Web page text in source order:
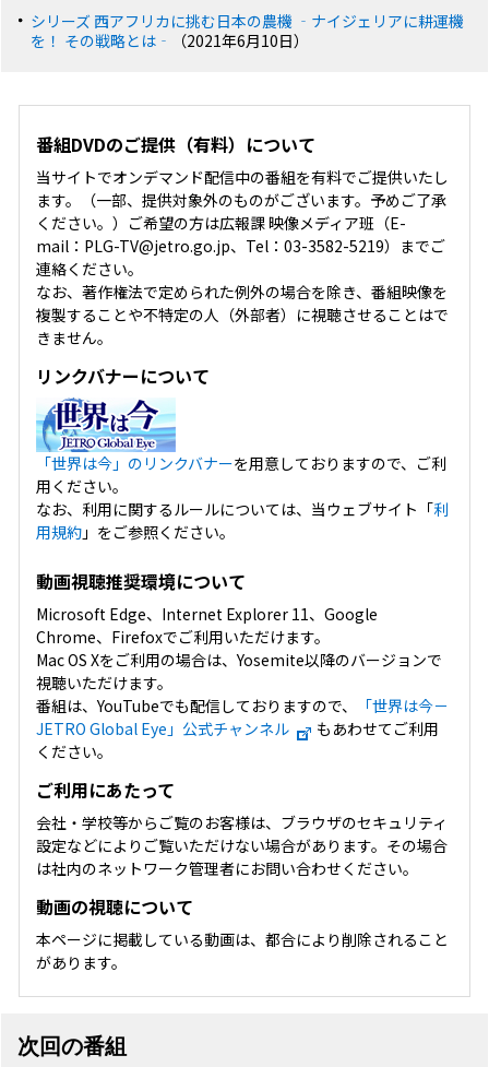
シリーズ 西アフリカに挑む日本の農機 ‐ナイジェリアに耕運機
を！ その戦略とは‐
（2021年6月10日）
番組DVDのご提供（有料）について
当サイトでオンデマンド配信中の番組を有料でご提供いたし
ます。（一部、提供対象外のものがございます。予めご了承
ください。）ご希望の方は広報課 映像メディア班（E-
mail：PLG-TV@jetro.go.jp、Tel：03-3582-5219）までご
連絡ください。
なお、著作権法で定められた例外の場合を除き、番組映像を
複製することや不特定の人（外部者）に視聴させることはで
きません。
リンクバナーについて
「世界は今」のリンクバナーを用意しておりますので、ご利
用ください。
なお、利用に関するルールについては、当ウェブサイト「利
用規約」をご参照ください。
動画視聴推奨環境について
Microsoft Edge、Internet Explorer 11、Google
Chrome、Firefoxでご利用いただけます。
Mac OS Xをご利用の場合は、Yosemite以降のバージョンで
視聴いただけます。
番組は、YouTubeでも配信しておりますので、
「世界は今－
JETRO Global Eye」公式チャンネル
もあわせてご利用
ください。
ご利用にあたって
会社・学校等からご覧のお客様は、ブラウザのセキュリティ
設定などによりご覧いただけない場合があります。その場合
は社内のネットワーク管理者にお問い合わせください。
動画の視聴について
本ページに掲載している動画は、都合により削除されること
があります。
次回の番組